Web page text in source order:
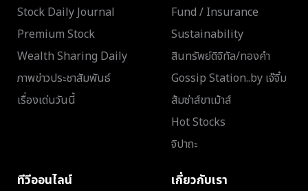
Stock Daily Journal
Premium Stock
Wealth Sharing Daily
ภาพข่าวประชาสัมพันธ์
เรื่องเด่นวันนี้
Fund / Insurance
Sustainability
สินทรัพย์ดิจิทัล/ทองคำ
Gossip Station..by เจ๊จิ๋ม
ส้มซ่าส์ขาเม้าส์
Hot Stocks
จิปาถะ
ทีวีออนไลน์ เกี่ยวกับเรา